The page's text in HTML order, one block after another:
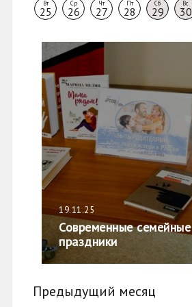
Вт
25
Ср
26
Чт
27
Пт
28
Сб
29
Вс
30
19.11.25
Современные семейные
праздники
Предыдущий месяц